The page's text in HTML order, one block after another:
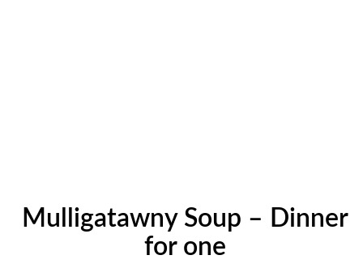
Mulligatawny Soup – Dinner
for one